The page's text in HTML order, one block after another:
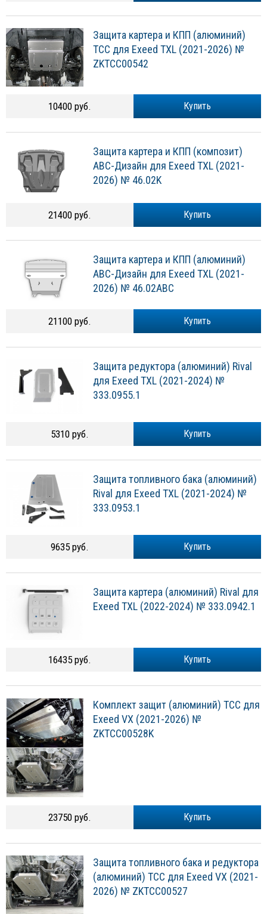
Защита картера и КПП (алюминий)
ТСС для Exeed TXL (2021-2026) №
ZKTCC00542
Купить
10400 руб.
Защита картера и КПП (композит)
АВС-Дизайн для Exeed TXL (2021-
2026) № 46.02K
Купить
21400 руб.
Защита картера и КПП (алюминий)
АВС-Дизайн для Exeed TXL (2021-
2026) № 46.02ABC
Купить
21100 руб.
Защита редуктора (алюминий) Rival
для Exeed TXL (2021-2024) №
333.0955.1
Купить
5310 руб.
Защита топливного бака (алюминий)
Rival для Exeed TXL (2021-2024) №
333.0953.1
Купить
9635 руб.
Защита картера (алюминий) Rival для
Exeed TXL (2022-2024) № 333.0942.1
Купить
16435 руб.
Комплект защит (алюминий) ТСС для
Exeed VX (2021-2026) №
ZKTCC00528K
Купить
23750 руб.
Защита топливного бака и редуктора
(алюминий) ТСС для Exeed VX (2021-
2026) № ZKTCC00527